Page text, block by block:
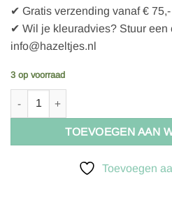
✔ Gratis verzending vanaf €
✔ Wil je kleuradvies? Stuur een
info@hazeltjes.nl
3 op voorraad
Prym Karabijnhaak 25x45mm zilver
TOEVOEGEN AAN
Toevoegen